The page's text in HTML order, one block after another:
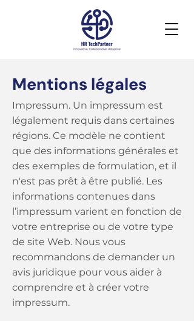
Mentions légales
Impressum. Un impressum est
légalement requis dans certaines
régions. Ce modèle ne contient
que des informations générales et
des exemples de formulation, et il
n'est pas prêt à être publié. Les
informations contenues dans
l’impressum varient en fonction de
votre entreprise ou de votre type
de site Web. Nous vous
recommandons de demander un
avis juridique pour vous aider à
comprendre et à créer votre
impressum.